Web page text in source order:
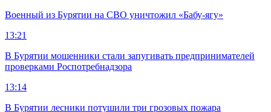
Военный из Бурятии на СВО уничтожил «Бабу-ягу»
13:21
В Бурятии мошенники стали запугивать предпринимателей
проверками Роспотребнадзора
13:14
В Бурятии лесники потушили три грозовых пожара